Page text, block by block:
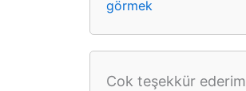
görmek
Cok teşekkür ederim